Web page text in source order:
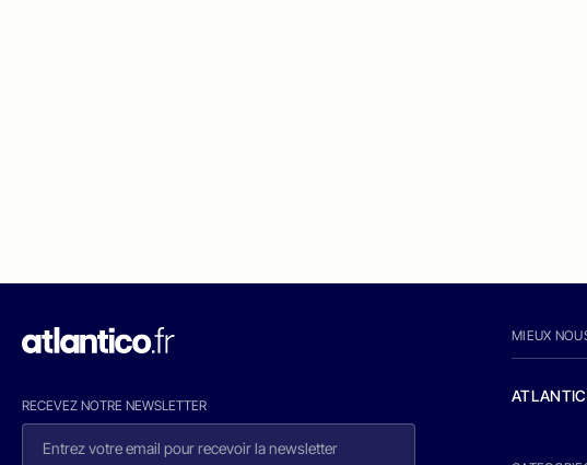
RECEVEZ NOTRE NEWSLETTER
MIEUX